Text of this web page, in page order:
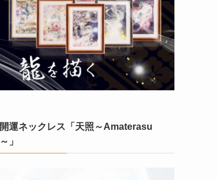
開運ネックレス「天照～Amaterasu
～」